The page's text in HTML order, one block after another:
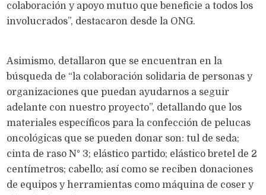
colaboración y apoyo mutuo que beneficie a todos los
involucrados”, destacaron desde la ONG.
Asimismo, detallaron que se encuentran en la
búsqueda de “la colaboración solidaria de personas y
organizaciones que puedan ayudarnos a seguir
adelante con nuestro proyecto”, detallando que los
materiales específicos para la confección de pelucas
oncológicas que se pueden donar son: tul de seda;
cinta de raso N° 3; elástico partido; elástico bretel de 2
centímetros; cabello; así como se reciben donaciones
de equipos y herramientas como máquina de coser y